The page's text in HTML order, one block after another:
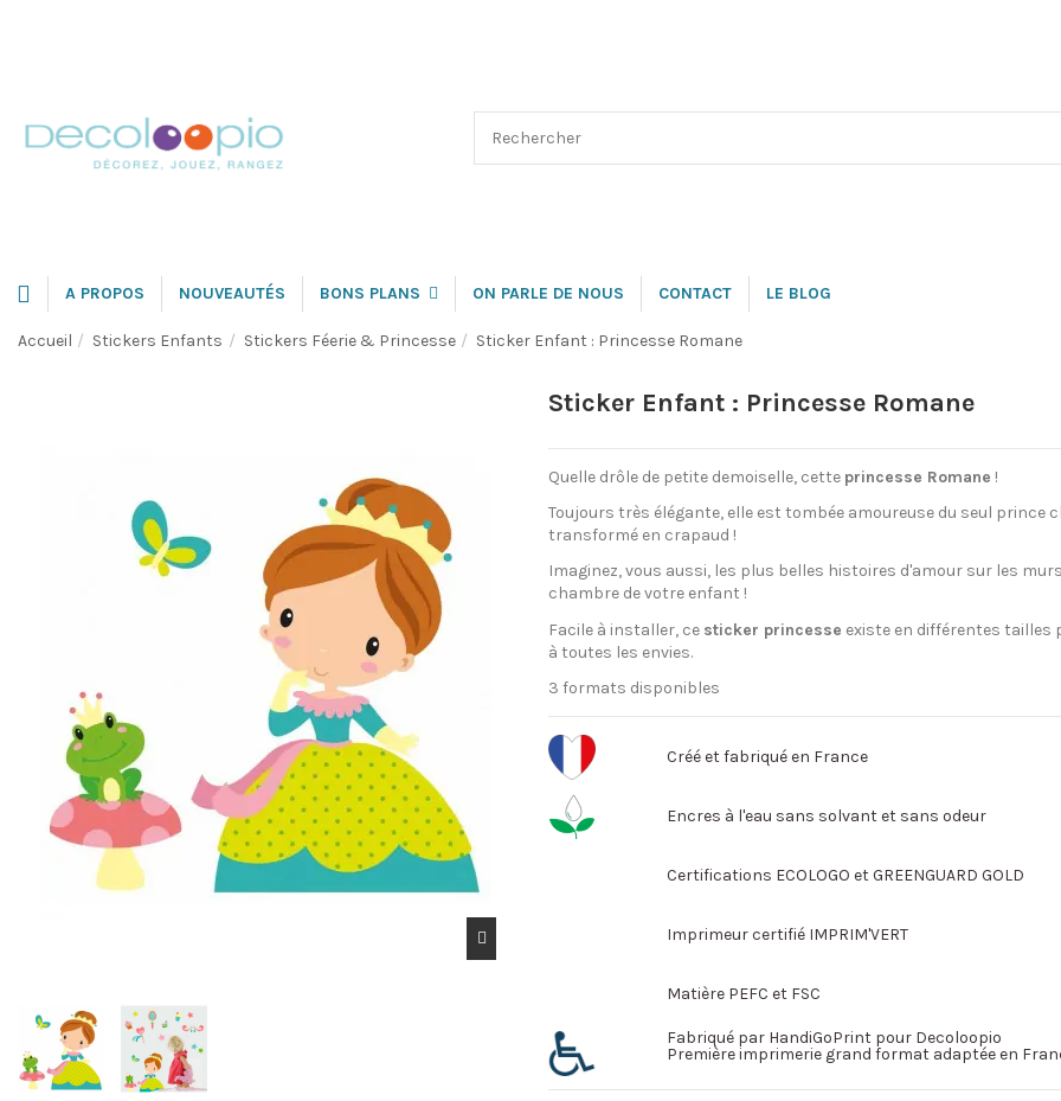
A PROPOS NOUVEAUTÉS BONS PLANS ON PARLE DE NOUS CONTACT LE BLOG
Accueil Stickers Enfants Stickers Féerie & Princesse Sticker Enfant : Princesse Romane
Sticker Enfant : Princesse Romane
Quelle drôle de petite demoiselle, cette princesse Romane !
Toujours très élégante, elle est tombée amoureuse du seul prince
transformé en crapaud !
Imaginez, vous aussi, les plus belles histoires d'amour sur les
chambre de votre enfant !
Facile à installer, ce sticker princesse existe en différentes tailles
à toutes les envies.
3 formats disponibles
Créé et fabriqué en France
Encres à l'eau sans solvant et sans odeur
Certifications ECOLOGO et GREENGUARD GOLD
Imprimeur certifié IMPRIM'VERT
Matière PEFC et FSC
Fabriqué par HandiGoPrint pour Decoloopio
Première imprimerie grand format adaptée en